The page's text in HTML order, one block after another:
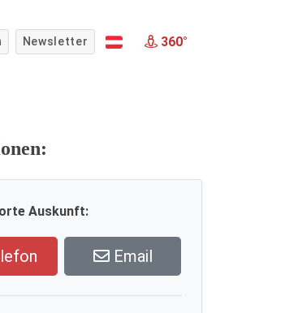
Newsletter 360°
Auskunft:
Email